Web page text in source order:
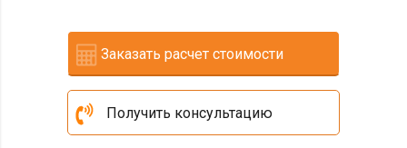
Заказать расчет стоимости
Получить консультацию